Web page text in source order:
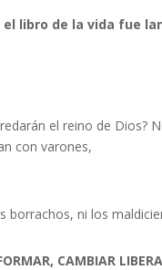
libro de la vida fue
el reino de Dios?
con varones,
borrachos, ni los
CAMBIAR